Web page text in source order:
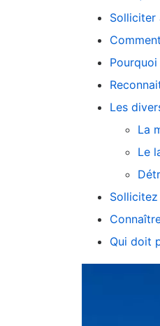
Solliciter
Les
La
Le
Qui doit